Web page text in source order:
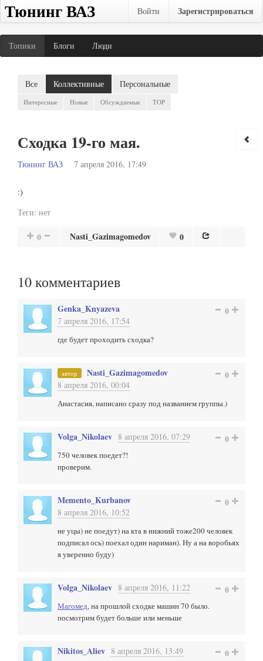
Тюнинг ВАЗ Войти Зарегистрироваться
Топики Блоги Люди
Все Коллективные Персональные
Интересные Новые Обсуждаемые TOP
Сходка 19-го мая.
Тюнинг ВАЗ 7 апреля 2016, 17:49
:)
Теги: нет
0 Nasti_Gazimagomedov 0
10комментариев
Genka_Knyazeva
7 апреля 2016, 17:54
0
где будет проходить сходка?
автор Nasti_Gazimagomedov
8 апреля 2016, 00:04
0
Анастасия, написано сразу под названием группы.)
Volga_Nikolaev 8 апреля 2016, 07:29 0
750 человек поедет?!
проверим.
Memento_Kurbanov
8 апреля 2016, 10:52
0
не уцы) не поедут) на кта в нижний тоже200 человек
подписал ось) поехал один нариман). Ну а на воробьях
я уверенно буду)
Volga_Nikolaev 8 апреля 2016, 11:22 0
Магомед, на прошлой сходке машин 70 было.
посмотрим будет больше или меньше
Nikitos_Aliev 8 апреля 2016, 13:49 0